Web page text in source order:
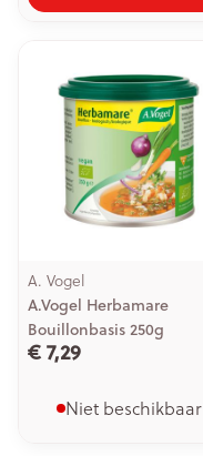
A. Vogel
A.Vogel Herbamare
Bouillonbasis 250g
€ 7,29
Niet beschikbaar